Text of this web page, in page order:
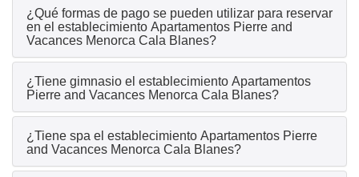
¿Qué formas de pago se pueden utilizar para reservar
en el establecimiento Apartamentos Pierre and
Vacances Menorca Cala Blanes?
¿Tiene gimnasio el establecimiento Apartamentos
Pierre and Vacances Menorca Cala Blanes?
¿Tiene spa el establecimiento Apartamentos Pierre
and Vacances Menorca Cala Blanes?